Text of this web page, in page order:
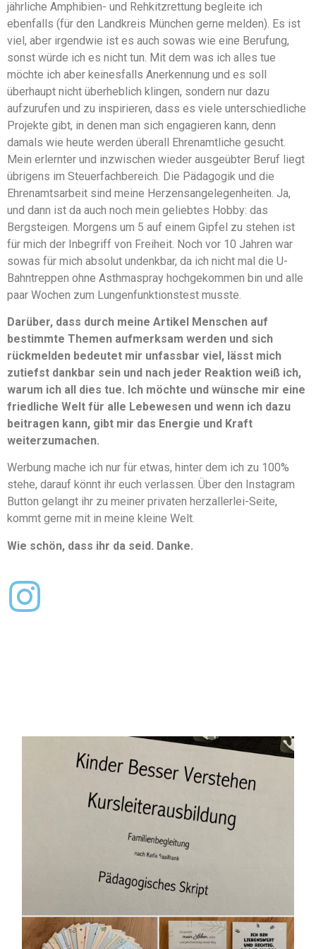
jährliche Amphibien- und Rehkitzrettung begleite ich
ebenfalls (für den Landkreis München gerne melden). Es ist
viel, aber irgendwie ist es auch sowas wie eine Berufung,
sonst würde ich es nicht tun. Mit dem was ich alles tue
möchte ich aber keinesfalls Anerkennung und es soll
überhaupt nicht überheblich klingen, sondern nur dazu
aufzurufen und zu inspirieren, dass es viele unterschiedliche
Projekte gibt, in denen man sich engagieren kann, denn
damals wie heute werden überall Ehrenamtliche gesucht.
Mein erlernter und inzwischen wieder ausgeübter Beruf liegt
übrigens im Steuerfachbereich. Die Pädagogik und die
Ehrenamtsarbeit sind meine Herzensangelegenheiten. Ja,
und dann ist da auch noch mein geliebtes Hobby: das
Bergsteigen. Morgens um 5 auf einem Gipfel zu stehen ist
für mich der Inbegriff von Freiheit. Noch vor 10 Jahren war
sowas für mich absolut undenkbar, da ich nicht mal die U-
Bahntreppen ohne Asthmaspray hochgekommen bin und alle
paar Wochen zum Lungenfunktionstest musste.
Darüber, dass durch meine Artikel Menschen auf
bestimmte Themen aufmerksam werden und sich
rückmelden bedeutet mir unfassbar viel, lässt mich
zutiefst dankbar sein und nach jeder Reaktion weiß ich,
warum ich all dies tue. Ich möchte und wünsche mir eine
friedliche Welt für alle Lebewesen und wenn ich dazu
beitragen kann, gibt mir das Energie und Kraft
weiterzumachen.
Werbung mache ich nur für etwas, hinter dem ich zu 100%
stehe, darauf könnt ihr euch verlassen. Über den Instagram
Button gelangt ihr zu meiner privaten herzallerlei-Seite,
kommt gerne mit in meine kleine Welt.
Wie schön, dass ihr da seid. Danke.